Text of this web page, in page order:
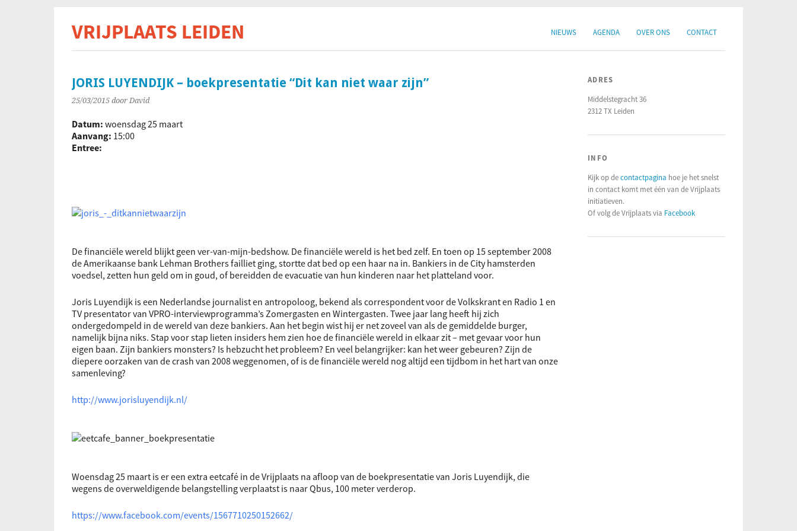
NIEUWS AGENDA OVER ONS CONTACT
VRIJPLAATS LEIDEN
JORIS LUYENDIJK – boekpresentatie “Dit kan niet waar zijn”
25/03/2015 door David
Datum: woensdag 25 maart
Aanvang: 15:00
Entree:
De financiële wereld blijkt geen ver-van-mijn-bedshow. De financiële wereld is het bed zelf. En toen op 15 september 2008
de Amerikaanse bank Lehman Brothers failliet ging, stortte dat bed op een haar na in. Bankiers in de City hamsterden
voedsel, zetten hun geld om in goud, of bereidden de evacuatie van hun kinderen naar het platteland voor.
Joris Luyendijk is een Nederlandse journalist en antropoloog, bekend als correspondent voor de Volkskrant en Radio 1 en
TV presentator van VPRO-interviewprogramma’s Zomergasten en Wintergasten. Twee jaar lang heeft hij zich
ondergedompeld in de wereld van deze bankiers. Aan het begin wist hij er net zoveel van als de gemiddelde burger,
namelijk bijna niks. Stap voor stap lieten insiders hem zien hoe de financiële wereld in elkaar zit – met gevaar voor hun
eigen baan. Zijn bankiers monsters? Is hebzucht het probleem? En veel belangrijker: kan het weer gebeuren? Zijn de
diepere oorzaken van de crash van 2008 weggenomen, of is de financiële wereld nog altijd een tijdbom in het hart van onze
samenleving?
http://www.jorisluyendijk.nl/
Woensdag 25 maart is er een extra eetcafé in de Vrijplaats na afloop van de boekpresentatie van Joris Luyendijk, die
wegens de overweldigende belangstelling verplaatst is naar Qbus, 100 meter verderop.
https://www.facebook.com/events/1567710250152662/
ADRES
Middelstegracht 36
2312 TX Leiden
INFO
Kijk op decontactpagina hoe je het snelst
in contact komt met één van de Vrijplaats
initiatieven.
Of volg de Vrijplaats via Facebook